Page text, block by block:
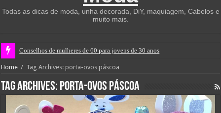
Todas as dicas de moda, unha decorada, DiY, maquiagem, Cabelos e
muito mais.
Conselhos de mulheres de 60 para jovens de 30 anos
Home / Tag Archives: porta-ovos páscoa
Tag Archives: porta-ovos páscoa